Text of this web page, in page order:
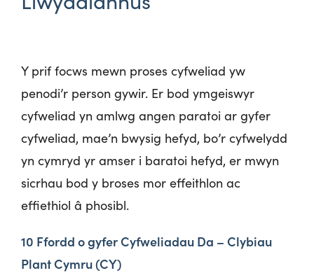
Y prif focws mewn proses cyfweliad yw
penodi’r person gywir. Er bod ymgeiswyr
cyfweliad yn amlwg angen paratoi ar gyfer
cyfweliad, mae’n bwysig hefyd, bo’r cyfwelydd
yn cymryd yr amser i baratoi hefyd, er mwyn
sicrhau bod y broses mor effeithlon ac
effiethiol â phosibl.
10 Ffordd o gyfer Cyfweliadau Da – Clybiau
Plant Cymru (CY)